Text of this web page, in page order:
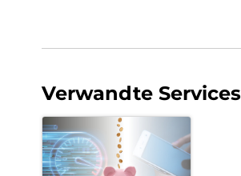
Verwandte Services